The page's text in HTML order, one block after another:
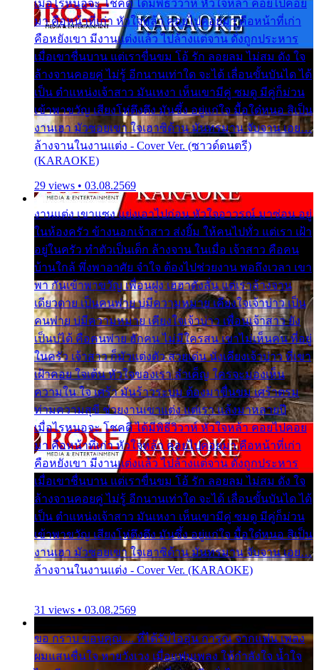
เมื่อไรหนอจะ โชคดี ได้มีพิธีวิวาห์ หัวใจหล้า คอยไปคอย
มา คือหน้าที่เก่า หัวใจหล้า คอยไปคอยมา คือหน้าที่เก่า
คือหยังเขา มีงานแต่งแล้ว ไปล้างแต่จาน ดั่งถูกประหาร
เมื่อเขาชื่นบาน แต่เราขื่นขม โอ้ รัก ลอยลม ไม่สม ดัง ใจ
ล้างจานคอยคู่ ไม่รู้ อีกนานเท่าใด จะได้ เลื่อนขั้นบันได ได้
เป็น ตำแหน่งเจ้าสาว มันเหงา เห็นเขามีคู่ ซมดู มีคู่ก็ม่วน
เข้าพาขวัญ เสียงโห่ตึงตึง มันซึ้ง อยู่แก่ใจ มื้อใด๋หนอ สิเป็น
งานเฮา มัวซอยเขา ใจเฮาซิด้าน มันทรมาน จับจาน เอย…
ล้างจานในงานแต่ง - Cover Ver. (ซาวด์ดนตรี)
(KARAOKE)
29 views • 03.08.2569
งานแต่ง เขาแซง แย่งเอาไปก่อน หัวใจอาวรณ์ มาซ่อน อยู่
ในห้องครัว ข้างนอกเจ้าสาว ส่งยิ้ม ให้คนไปทั่ว แต่เรา เฝ้า
อยู่ในครัว ทำตัวเป็นเด็ก ล้างจาน ในเมื่อ เจ้าสาว คือคน
บ้านใกล้ พึ่งพาอาศัย จำใจ ต้องไปช่วยงาน พอถึงเวลา เขา
พา กันเข้าพาขวัญ เพื่อนฝูง เฮฮาดังลั่น แต่เราล้างจาน
เดียวดาย เป็นคนพ่าย บ่มีความหมาย เคียงใจเจ้าบ่าว เป็น
คนพ่าย บ่มีความหมาย เคียงใจเจ้าบ่าว เพื่อนเจ้าสาว ยัง
เป็นบ่ได้ คือคนพ่าย ฮักคน ไม่มีใครสน เขาไม่เห็นคน ที่อยู่
ในครัว เจ้าสาว ก็มัวแต่งตัว สวยเด่น นั่งเคียงเจ้าบ่าว ที่เขา
เฝ้าคอย ใจเต้น หัวใจของเรา ลำเค็ญ ใครจะมองเห็น
ความใน ใจ เศร้า มันร้าวระบม ต้องมาขื่นขม เศร้าตรม
ท่ามความสุขี ช่วยงานเขาแต่ง แต่เรา แล้งมาหลายปี
เมื่อไรหนอจะ โชคดี ได้มีพิธีวิวาห์ หัวใจหล้า คอยไปคอย
มา คือหน้าที่เก่า หัวใจหล้า คอยไปคอยมา คือหน้าที่เก่า
คือหยังเขา มีงานแต่งแล้ว ไปล้างแต่จาน ดั่งถูกประหาร
เมื่อเขาชื่นบาน แต่เราขื่นขม โอ้ รัก ลอยลม ไม่สม ดัง ใจ
ล้างจานคอยคู่ ไม่รู้ อีกนานเท่าใด จะได้ เลื่อนขั้นบันได ได้
เป็น ตำแหน่งเจ้าสาว มันเหงา เห็นเขามีคู่ ซมดู มีคู่ก็ม่วน
เข้าพาขวัญ เสียงโห่ตึงตึง มันซึ้ง อยู่แก่ใจ มื้อใด๋หนอ สิเป็น
งานเฮา มัวซอยเขา ใจเฮาซิด้าน มันทรมาน จับจาน เอย…
ล้างจานในงานแต่ง - Cover Ver. (KARAOKE)
31 views • 03.08.2569
ขอ กราบ ขอบคุณ.... ที่ได้รับไออุ่น การุณ จากแฟน เพลง
ผมแสนชื่นใจ หายวังเวง เมื่อแฟนเพลง ให้กำลังใจ น้ำใจ